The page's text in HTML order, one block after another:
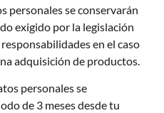
personales se conservarán
exigido por la legislación
en el caso
adquisición de productos.
personales se
de 3 meses desde tu